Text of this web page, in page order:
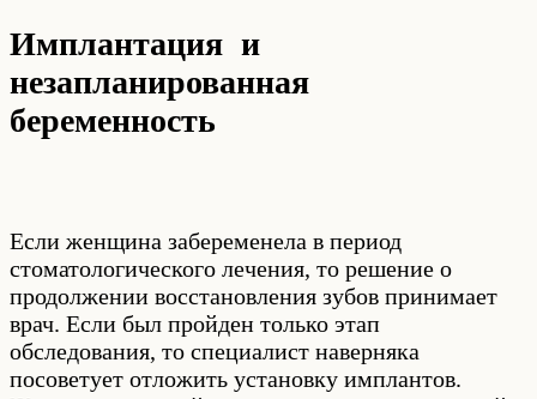
Имплантация и
незапланированная
беременность
Если женщина забеременела в период
стоматологического лечения, то решение о
продолжении восстановления зубов принимает
врач. Если был пройден только этап
обследования, то специалист наверняка
посоветует отложить установку имплантов.